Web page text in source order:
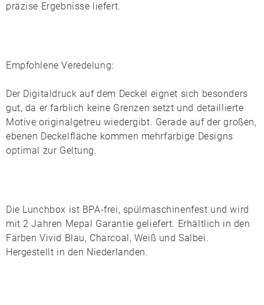
präzise Ergebnisse liefert.
Empfohlene Veredelung:
Der Digitaldruck auf dem Deckel eignet sich besonders
gut, da er farblich keine Grenzen setzt und detaillierte
Motive originalgetreu wiedergibt. Gerade auf der großen,
ebenen Deckelfläche kommen mehrfarbige Designs
optimal zur Geltung.
Die Lunchbox ist BPA-frei, spülmaschinenfest und wird
mit 2 Jahren Mepal Garantie geliefert. Erhältlich in den
FarbenVivid Blau, Charcoal, Weiß undSalbei.
Hergestellt in den Niederlanden.